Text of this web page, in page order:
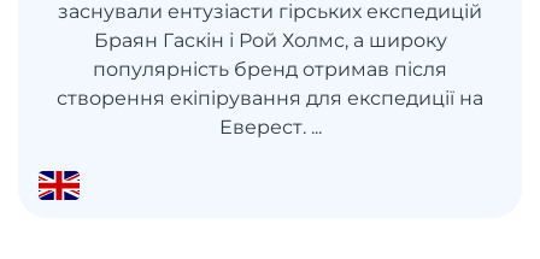
заснували ентузіасти гірських експедицій
Браян Гаскін і Рой Холмс, а широку
популярність бренд отримав після
створення екіпірування для експедиції на
Еверест. ...